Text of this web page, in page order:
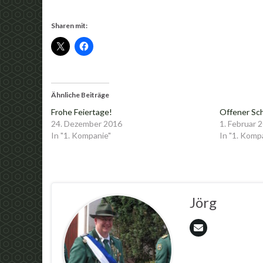
Sharen mit:
Ähnliche Beiträge
Frohe Feiertage!
24. Dezember 2016
In "1. Kompanie"
Offener
1. Februar
In "1.
Jörg